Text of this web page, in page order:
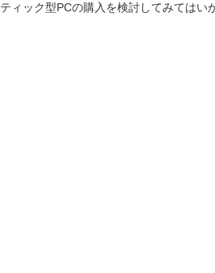
ティック型PCの購入を検討してみてはい